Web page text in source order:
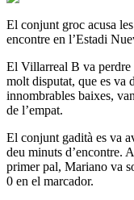
El conjunt groc acusa
encontre en l’Estadi
El Villarreal B va perdre
molt disputat, que es va
innombrables baixes,
de l’empat.
El conjunt gadità es va
deu minuts d’encontre.
primer pal, Mariano va
0 en el marcador.